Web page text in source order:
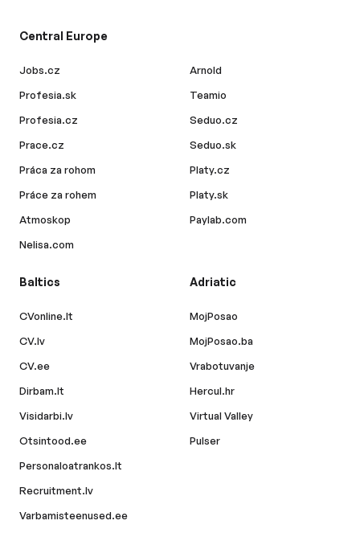
Central Europe
Jobs.cz
Profesia.sk
Profesia.cz
Prace.cz
Práca za rohom
Práce za rohem
Atmoskop
Nelisa.com
Arnold
Teamio
Seduo.cz
Seduo.sk
Platy.cz
Platy.sk
Paylab.com
Baltics
CVonline.lt
CV.lv
CV.ee
Dirbam.lt
Visidarbi.lv
Otsintood.ee
Personaloatrankos.lt
Recruitment.lv
Varbamisteenused.ee
Adriatic
MojPosao
MojPosao.ba
Vrabotuvanje
Hercul.hr
Virtual Valley
Pulser